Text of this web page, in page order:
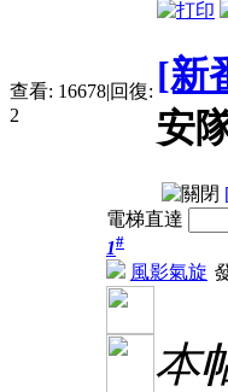
查看: 16678|回復:
2
[新
安
電梯直達
1#
風影氣旋
本